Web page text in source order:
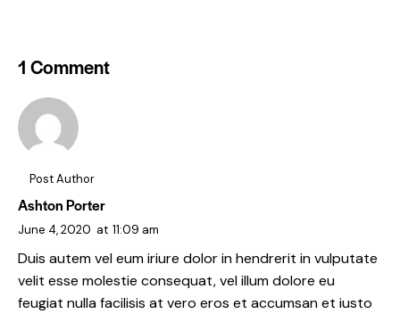
1 Comment
Post Author
Ashton Porter
June 4, 2020 at 11:09 am
Duis autem vel eum iriure dolor in hendrerit in vulputate
velit esse molestie consequat, vel illum dolore eu
feugiat nulla facilisis at vero eros et accumsan et iusto